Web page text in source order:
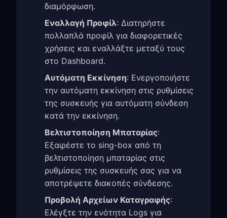
διαμόρφωση.
Εναλλαγή Προφίλ: Διατηρήστε
πολλαπλά προφίλ για διαφορετικές
χρήσεις και εναλλάξτε μεταξύ τους
στο Dashboard.
Αυτόματη Εκκίνηση: Ενεργοποιήστε
την αυτόματη εκκίνηση στις ρυθμίσεις
της συσκευής για αυτόματη σύνδεση
κατά την εκκίνηση.
Βελτιστοποίηση Μπαταρίας:
Εξαιρέστε το sing-box από τη
βελτιστοποίηση μπαταρίας στις
ρυθμίσεις της συσκευής σας για να
αποτρέψετε διακοπές σύνδεσης.
Προβολή Αρχείων Καταγραφής:
Ελέγξτε την ενότητα Logs για